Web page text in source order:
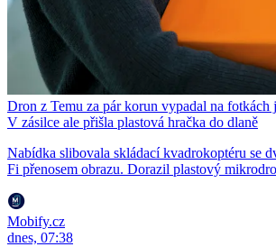
Dron z Temu za pár korun vypadal na fotkách
V zásilce ale přišla plastová hračka do dlaně
Nabídka slibovala skládací kvadrokoptéru se
Fi přenosem obrazu. Dorazil plastový
Mobify.cz
dnes, 07:38